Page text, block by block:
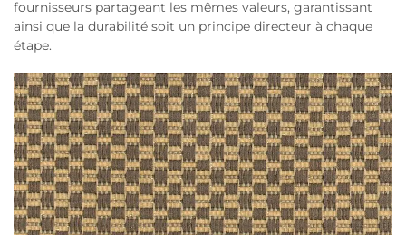
fournisseurs partageant les mêmes valeurs, garantissant
ainsi que la durabilité soit un principe directeur à chaque
étape.